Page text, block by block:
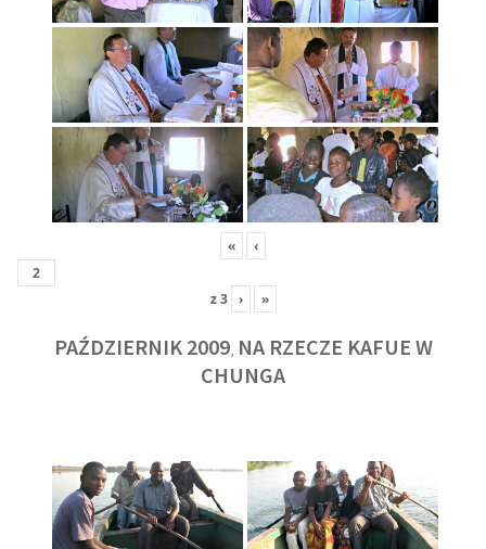
« ‹
z3 › »
PAŹDZIERNIK 2009, NA RZECZE KAFUE W
CHUNGA